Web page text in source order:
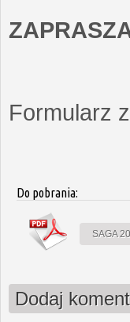
Formularz
Do pobrania:
SAGA
Dodaj